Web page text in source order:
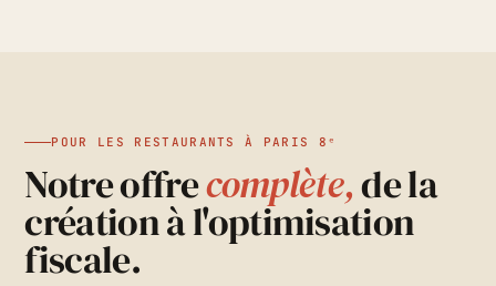
POUR LES RESTAURANTS À PARIS 8ᵉ
Notre offrecomplète,de la
création à l'optimisation
fiscale.